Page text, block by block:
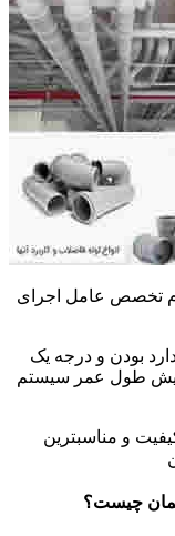
تخصص عامل اجرای
بودن و درجه یک
طول عمر سیستم
و مناسبترین
چیست؟